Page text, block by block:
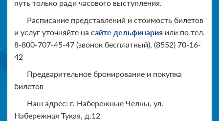
путь только ради часового выступления.
Расписание представлений и стоимость билетов
и услуг уточняйте на сайте дельфинария или по тел.
8-800-707-45-47 (звонок бесплатный), (8552) 70-16-
42
Предварительное бронирование и покупка
билетов
Наш адрес: г. Набережные Челны, ул.
Набережная Тукая, д.12